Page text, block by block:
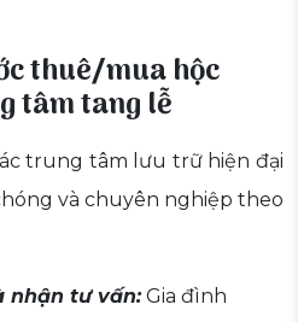
thuê/mua hộc
tâm tang lễ
trung tâm lưu trữ hiện đại
và chuyên nghiệp theo
nhận tư vấn:Gia đình